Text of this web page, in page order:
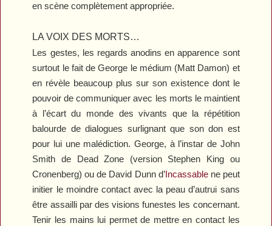
en scène complètement appropriée.
LA VOIX DES MORTS…
Les gestes, les regards anodins en apparence sont
surtout le fait de George le médium (Matt Damon) et
en révèle beaucoup plus sur son existence dont le
pouvoir de communiquer avec les morts le maintient
à l’écart du monde des vivants que la répétition
balourde de dialogues surlignant que son don est
pour lui une malédiction. George, à l’instar de John
Smith de Dead Zone (version Stephen King ou
Cronenberg) ou de David Dunn d’Incassable ne peut
initier le moindre contact avec la peau d’autrui sans
être assailli par des visions funestes les concernant.
Tenir les mains lui permet de mettre en contact les